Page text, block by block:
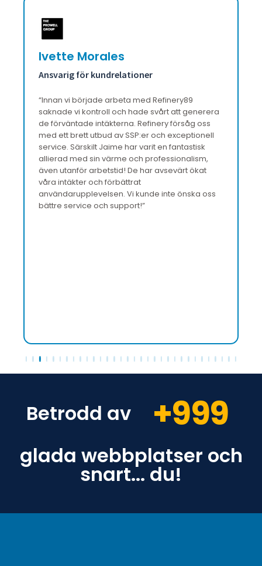
Ivette Morales
Ansvarig för kundrelationer
“Innan vi började arbeta med Refinery89
saknade vi kontroll och hade svårt att generera
de förväntade intäkterna. Refinery försåg oss
med ett brett utbud av SSP:er och exceptionell
service. Särskilt Jaime har varit en fantastisk
allierad med sin värme och professionalism,
även utanför arbetstid! De har avsevärt ökat
våra intäkter och förbättrat
användarupplevelsen. Vi kunde inte önska oss
bättre service och support!”
Betrodd av +1,000
glada webbplatser och
snart... du!